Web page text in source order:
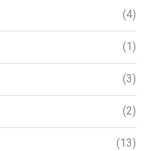
(4)
(1)
(3)
(2)
(13)